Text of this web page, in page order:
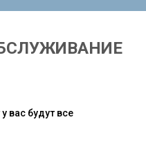
вас будут все